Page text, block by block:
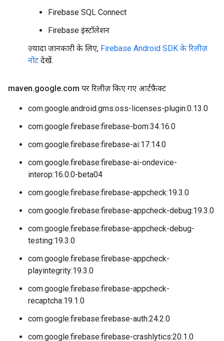
Firebase SQL Connect
Firebase इंस्टॉलेशन
ज़्यादा जानकारी के लिए, Firebase Android SDK के रिलीज़
नोट देखें.
maven.google.com पर रिलीज़ किए गए आर्टफ़ैक्ट
com.google.android.gms:oss-licenses-plugin:0.13.0
com.google.firebase:firebase-bom:34.16.0
com.google.firebase:firebase-ai:17.14.0
com.google.firebase:firebase-ai-ondevice-
interop:16.0.0-beta04
com.google.firebase:firebase-appcheck:19.3.0
com.google.firebase:firebase-appcheck-debug:19.3.0
com.google.firebase:firebase-appcheck-debug-
testing:19.3.0
com.google.firebase:firebase-appcheck-
playintegrity:19.3.0
com.google.firebase:firebase-appcheck-
recaptcha:19.1.0
com.google.firebase:firebase-auth:24.2.0
com.google.firebase:firebase-crashlytics:20.1.0